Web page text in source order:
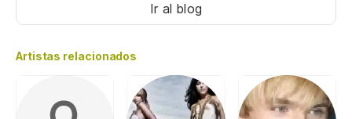
Ir al blog
Artistas relacionados